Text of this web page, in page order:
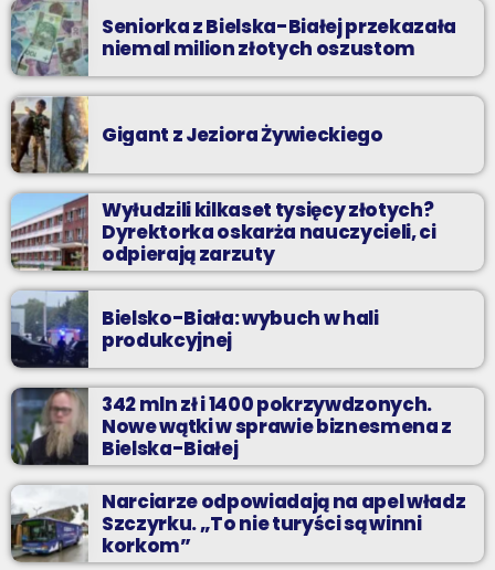
Seniorka z Bielska-Białej przekazała
niemal milion złotych oszustom
Gigant z Jeziora Żywieckiego
Wyłudzili kilkaset tysięcy złotych?
Dyrektorka oskarża nauczycieli, ci
odpierają zarzuty
Bielsko-Biała: wybuch w hali
produkcyjnej
342 mln zł i 1400 pokrzywdzonych.
Nowe wątki w sprawie biznesmena z
Bielska-Białej
Narciarze odpowiadają na apel władz
Szczyrku. „To nie turyści są winni
korkom”